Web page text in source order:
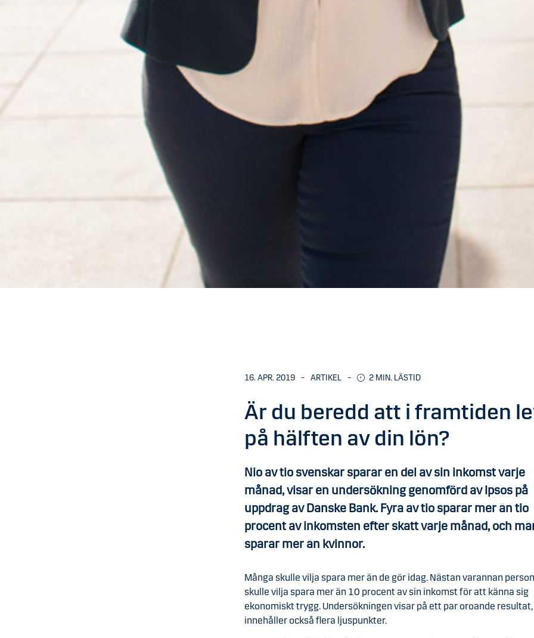
16. APR. 2019 – ARTIKEL – 2 MIN. LÄSTID
Är du beredd att i framtiden
på hälften av din lön?
Nio av tio svenskar sparar en del av sin inkomst varje
månad, visar en undersökning genomförd av Ipsos på
uppdrag av Danske Bank. Fyra av tio sparar mer än tio
procent av inkomsten efter skatt varje månad, och
sparar mer än kvinnor.
Många skulle vilja spara mer än de gör idag. Nästan varannan person
skulle vilja spara mer än 10 procent av sin inkomst för att känna sig
ekonomiskt trygg. Undersökningen visar på ett par oroande
innehåller också flera ljuspunkter.